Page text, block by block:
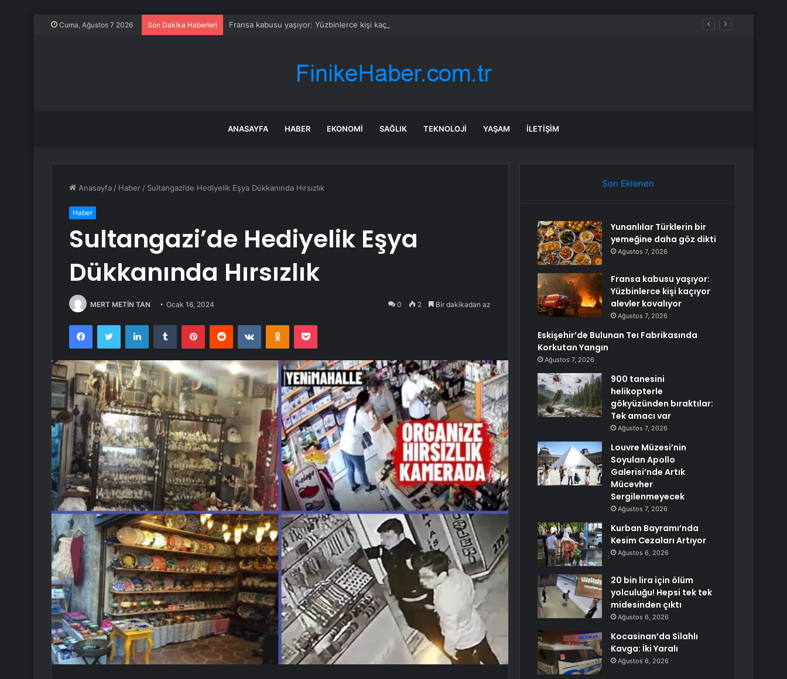
Cuma, Ağustos 7 2026 Son Dakika Haberleri Fransa kabusu yaşıyor: Yüzbinlerce kişi kaçıyor alevler kovalıyor
ANASAYFA HABER EKONOMI SAĞLIK TEKNOLOJI YAŞAM İLETIŞIM
Anasayfa / Haber / Sultangazi’de Hediyelik Eşya Dükkanında Hırsızlık
Haber
Sultangazi’de Hediyelik Eşya
Dükkanında Hırsızlık
MERT METİN TAN Ocak 16, 2024 0 2 Bir dakikadan az
FacebookTwitter LinkedInTumblr PinterestReddit VKontakteOdnoklassniki
Pocket
Son Eklenen
Yunanlılar Türklerin bir
yemeğine daha göz dikti
Ağustos 7, 2026
Fransa kabusu yaşıyor:
Yüzbinlerce kişi kaçıyor
alevler kovalıyor
Ağustos 7, 2026
Eskişehir’de Bulunan Teı Fabrikasında
Korkutan Yangın
Ağustos 7, 2026
900 tanesini
helikopterle
gökyüzünden bıraktılar:
Tek amacı var
Ağustos 7, 2026
Louvre Müzesi’nin
Soyulan Apollo
Galerisi’nde Artık
Mücevher
Sergilenmeyecek
Ağustos 7, 2026
Kurban Bayramı’nda
Kesim Cezaları Artıyor
Ağustos 6, 2026
20 bin lira için ölüm
yolculuğu! Hepsi tek tek
midesinden çıktı
Ağustos 6, 2026
Kocasinan’da Silahlı
Kavga: İki Yaralı
Ağustos 6, 2026